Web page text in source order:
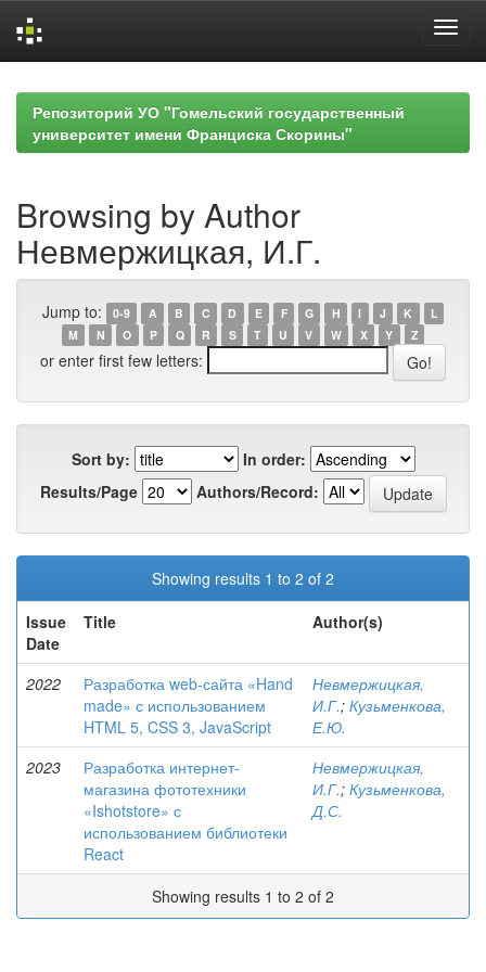
navigationРепозиторий УО "Гомельский государственный
университет имени Франциска Скорины"
Browsing by Author
Невмержицкая, И.Г.
Jump to: 0-9 A B C D E F G H I J K
L
M
N O P Q R S T U V W X Y Z
or enter first few letters:
Sort by:
In order:
Results/Page
Authors/Record:
Showing results 1 to 2 of 2
Issue
Date
Title Author(s)
2022
Разработка web-сайта «Hand
made» с использованием
HTML 5, CSS 3, JavaScript
Невмержицкая,
И.Г.; Кузьменкова,
Е.Ю.
2023
Разработка интернет-
магазина фототехники
«Ishotstore» с
использованием библиотеки
React
Невмержицкая,
И.Г.; Кузьменкова,
Д.С.
Showing results 1 to 2 of 2